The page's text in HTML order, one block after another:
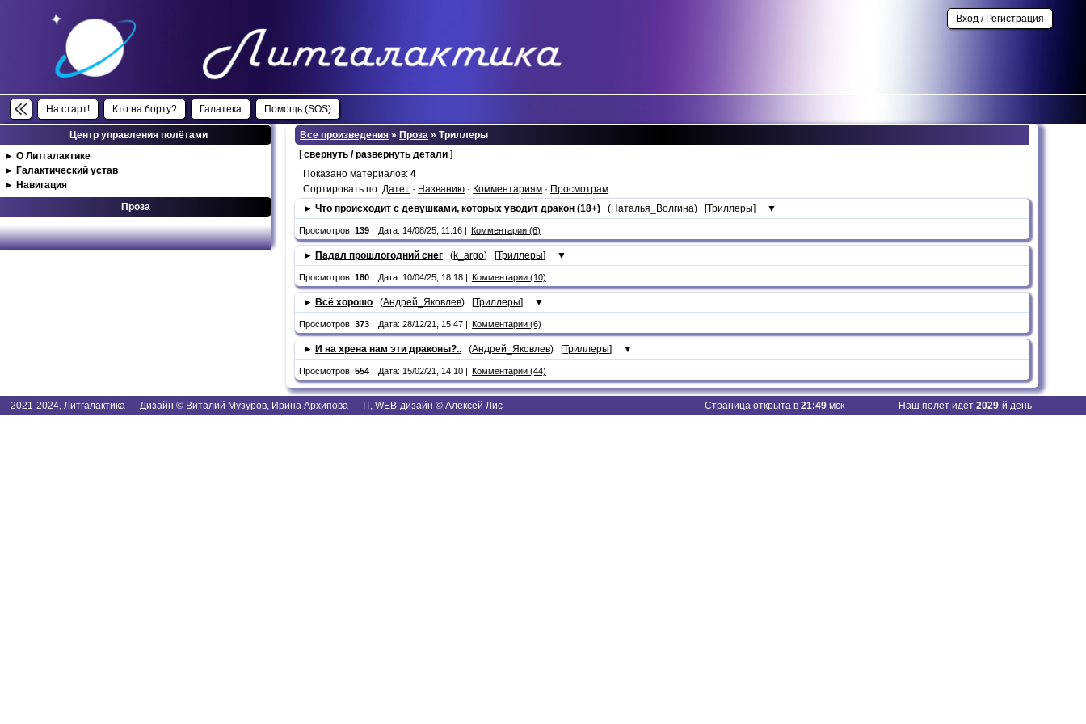
На старт! Кто на борту? Галатека Помощь (SOS)
Вход / Регистрация
Центр управления полётами
► О Литгалактике
► Галактический устав
► Навигация
Проза
Все произведения »Проза » Триллеры
[свернуть / развернуть детали ]
Показано материалов:4
Сортировать по: Дате · Названию · Комментариям · Просмотрам
►Что происходит с девушками, которых уводит дракон (18+) (Наталья_Волгина) [Триллеры] ▼
Просмотров:139 | Дата: 14/08/25, 11:16 | Комментарии (6)
►Падал прошлогодний снег (k_argo) [Триллеры] ▼
Просмотров:180 | Дата: 10/04/25, 18:18 | Комментарии (10)
►Всё хорошо (Андрей_Яковлев) [Триллеры] ▼
Просмотров:373 | Дата: 28/12/21, 15:47 | Комментарии (6)
►И на хрена нам эти драконы?.. (Андрей_Яковлев) [Триллеры] ▼
Просмотров:554 | Дата: 15/02/21, 14:10 | Комментарии (44)
2021-2024, Литгалактика Дизайн © Виталий Музуров, Ирина Архипова IT, WEB-дизайн © Алексей Лис Наш полёт идёт 2029-й день
Страница открыта в 21:49мск